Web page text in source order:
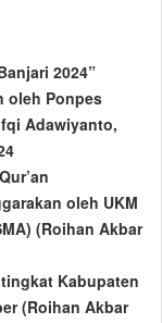
2024”
oleh Ponpes
Adawiyanto,
oleh UKM
(Roihan Akbar
tingkat Kabupaten
(Roihan Akbar